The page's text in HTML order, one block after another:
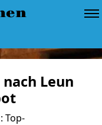
Leun
Top-